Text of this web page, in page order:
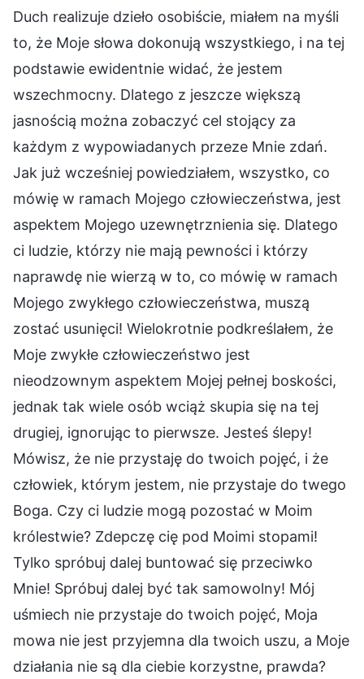
Duch realizuje dzieło osobiście, miałem na myśli
to, że Moje słowa dokonują wszystkiego, i na tej
podstawie ewidentnie widać, że jestem
wszechmocny. Dlatego z jeszcze większą
jasnością można zobaczyć cel stojący za
każdym z wypowiadanych przeze Mnie zdań.
Jak już wcześniej powiedziałem, wszystko, co
mówię w ramach Mojego człowieczeństwa, jest
aspektem Mojego uzewnętrznienia się. Dlatego
ci ludzie, którzy nie mają pewności i którzy
naprawdę nie wierzą w to, co mówię w ramach
Mojego zwykłego człowieczeństwa, muszą
zostać usunięci! Wielokrotnie podkreślałem, że
Moje zwykłe człowieczeństwo jest
nieodzownym aspektem Mojej pełnej boskości,
jednak tak wiele osób wciąż skupia się na tej
drugiej, ignorując to pierwsze. Jesteś ślepy!
Mówisz, że nie przystaję do twoich pojęć, i że
człowiek, którym jestem, nie przystaje do twego
Boga. Czy ci ludzie mogą pozostać w Moim
królestwie? Zdepczę cię pod Moimi stopami!
Tylko spróbuj dalej buntować się przeciwko
Mnie! Spróbuj dalej być tak samowolny! Mój
uśmiech nie przystaje do twoich pojęć, Moja
mowa nie jest przyjemna dla twoich uszu, a Moje
działania nie są dla ciebie korzystne, prawda?